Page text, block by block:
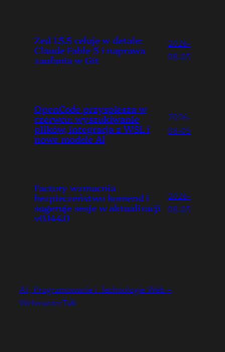
Zed 1.5.5 celuje w detale:
Claude Fable 5 i naprawa
zaufania w Git
2026-
08-05
OpenCode przyspiesza w
czerwcu: wyszukiwanie
plików, integracja z WSL i
nowe modele AI
2026-
08-05
Factory wzmacnia
bezpieczeństwo komend i
sugeruje sesje w aktualizacji
v0.144.0
2026-
08-05
AI, Programowanie i Technologie Web –
WebmasterTalk